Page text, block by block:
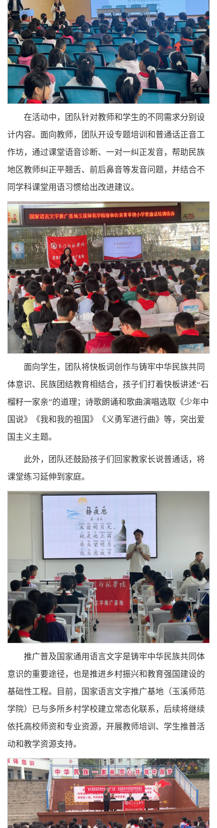
在活动中，团队针对教师和学生的不同需求分别设
计内容。面向教师，团队开设专题培训和普通话正音工
作坊，通过课堂语音诊断、一对一纠正发音，帮助民族
地区教师纠正平翘舌、前后鼻音等发音问题，并结合不
同学科课堂用语习惯给出改进建议。
面向学生，团队将快板词创作与铸牢中华民族共同
体意识、民族团结教育相结合，孩子们打着快板讲述“石
榴籽一家亲”的道理；诗歌朗诵和歌曲演唱选取《少年中
国说》《我和我的祖国》《义勇军进行曲》等，突出爱
国主义主题。
此外，团队还鼓励孩子们回家教家长说普通话，将
课堂练习延伸到家庭。
推广普及国家通用语言文字是铸牢中华民族共同体
意识的重要途径，也是推进乡村振兴和教育强国建设的
基础性工程。目前，国家语言文字推广基地（玉溪师范
学院）已与多所乡村学校建立常态化联系，后续将继续
依托高校师资和专业资源，开展教师培训、学生推普活
动和教学资源支持。